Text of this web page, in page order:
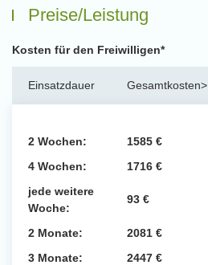
Preise/Leistung
Kosten für den Freiwilligen*
Einsatzdauer Gesamtkosten>
2 Wochen: 1585 €
4 Wochen:
1716 €
jede weitere
Woche:
93 €
2 Monate: 2081 €
3 Monate:
2447 €